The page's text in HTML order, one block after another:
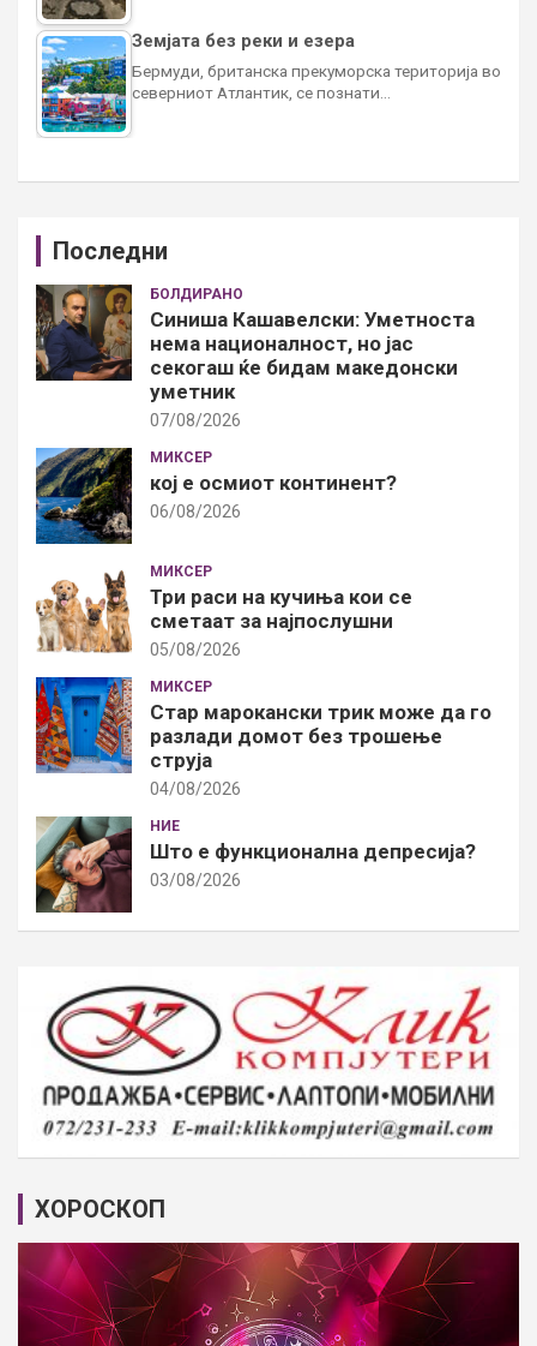
Земјата без реки и езера
Бермуди, британска прекуморска територија во
северниот Атлантик, се познати…
Последни
БОЛДИРАНО
Синиша Кашавелски: Уметноста
нема националност, но јас
секогаш ќе бидам македонски
уметник
07/08/2026
МИКСЕР
кој е осмиот континент?
06/08/2026
МИКСЕР
Три раси на кучиња кои се
сметаат за најпослушни
05/08/2026
МИКСЕР
Стар марокански трик може да го
разлади домот без трошење
струја
04/08/2026
НИЕ
Што е функционална депресија?
03/08/2026
ХОРОСКОП